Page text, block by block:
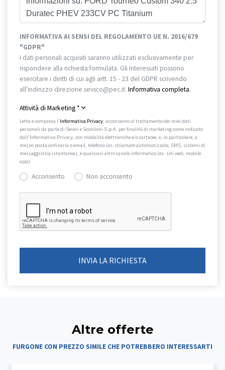
INFORMATIVA AI SENSI DEL REGOLAMENTO UE N. 2016/679
"GDPR"
I dati personali acquisiti saranno utilizzati esclusivamente per
rispondere alla richiesta formulata. Gli Interessati possono
esercitare i diritti di cui agli artt. 15 - 23 del GDPR scrivendo
all'indirizzo direzione.sevsco@pec.it. Informativa completa.
Attività di Marketing *
Letta e compresa l’Informativa Privacy, acconsento al trattamento dei miei dati
personali da parte di Severi e Scorcioni S.p.A. per finalità di marketing come indicato
dall’Informativa Privacy, con modalità elettroniche e/o cartacee, e, in particolare, a
mezzo posta ordinaria o email, telefono (es. chiamate automatizzate, SMS, sistemi di
messaggistica istantanea), e qualsiasi altro canale informatico (es. siti web, mobile
app).
Acconsento Non acconsento
Altre offerte
FURGONE CON PREZZO SIMILE CHE POTREBBERO INTERESSARTI